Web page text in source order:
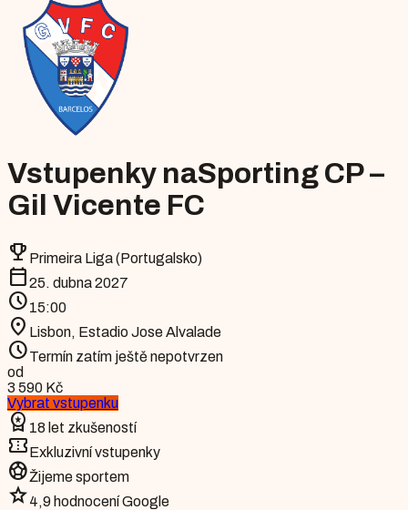
Vstupenky naSporting CP –
Gil Vicente FC
emoji_events Primeira Liga (Portugalsko)
calendar_today25. dubna 2027
schedule15:00
location_on Lisbon, Estadio Jose Alvalade
scheduleTermín zatím ještě nepotvrzen
od
3 590 Kč
Vybrat vstupenku
workspace_premium 18 let zkušeností
confirmation_numberExkluzivní vstupenky
sports_soccerŽijeme sportem
star4,9 hodnocení Google